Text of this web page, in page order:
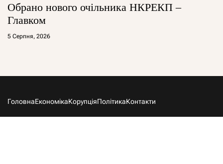
Обрано нового очільника НКРЕКП –
Главком
5 Серпня, 2026
ГоловнаЕкономікаКорупціяПолітикаКонтакти